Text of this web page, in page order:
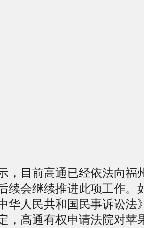
目前高通已经依法向福
续会继续推进此项工作。
华人民共和国民事诉讼法
，高通有权申请法院对苹